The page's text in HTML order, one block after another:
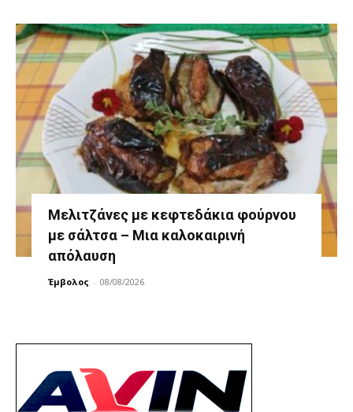
Μελιτζάνες με κεφτεδάκια φούρνου
με σάλτσα – Μια καλοκαιρινή
απόλαυση
Έμβολος - 08/08/2026